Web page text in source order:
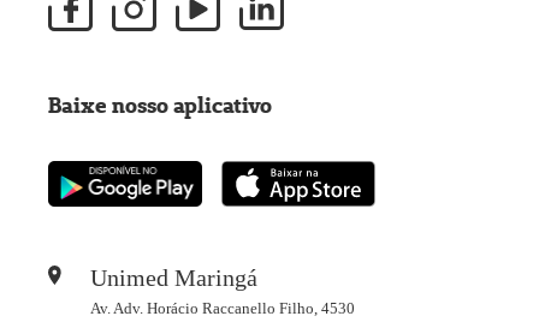
Unimed Maringá
Av. Adv. Horácio Raccanello Filho, 4530
Baixe nosso aplicativo